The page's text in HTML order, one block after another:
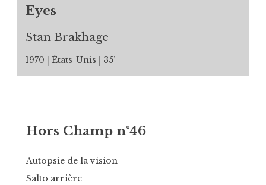
Eyes
Stan Brakhage
1970 États-Unis 35’
Hors Champ n°46
Autopsie de la vision
Salto arrière